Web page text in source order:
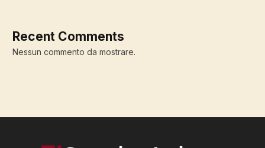
Recent Comments
Nessun commento da mostrare.